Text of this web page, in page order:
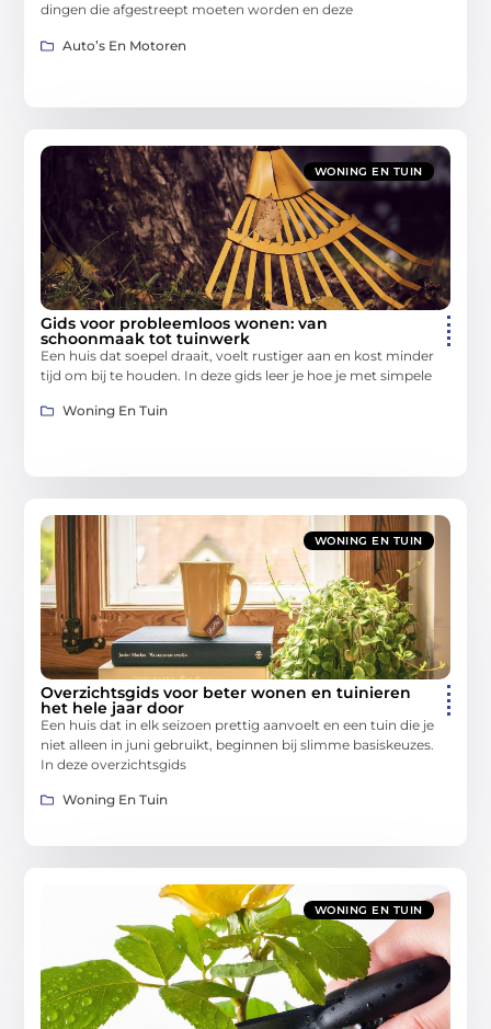
dingen die afgestreept moeten worden en deze
Auto’s En Motoren
WONING EN TUIN
Gids voor probleemloos wonen: van
schoonmaak tot tuinwerk
Een huis dat soepel draait, voelt rustiger aan en kost minder
tijd om bij te houden. In deze gids leer je hoe je met simpele
Woning En Tuin
WONING EN TUIN
Overzichtsgids voor beter wonen en tuinieren
het hele jaar door
Een huis dat in elk seizoen prettig aanvoelt en een tuin die je
niet alleen in juni gebruikt, beginnen bij slimme basiskeuzes.
In deze overzichtsgids
Woning En Tuin
WONING EN TUIN